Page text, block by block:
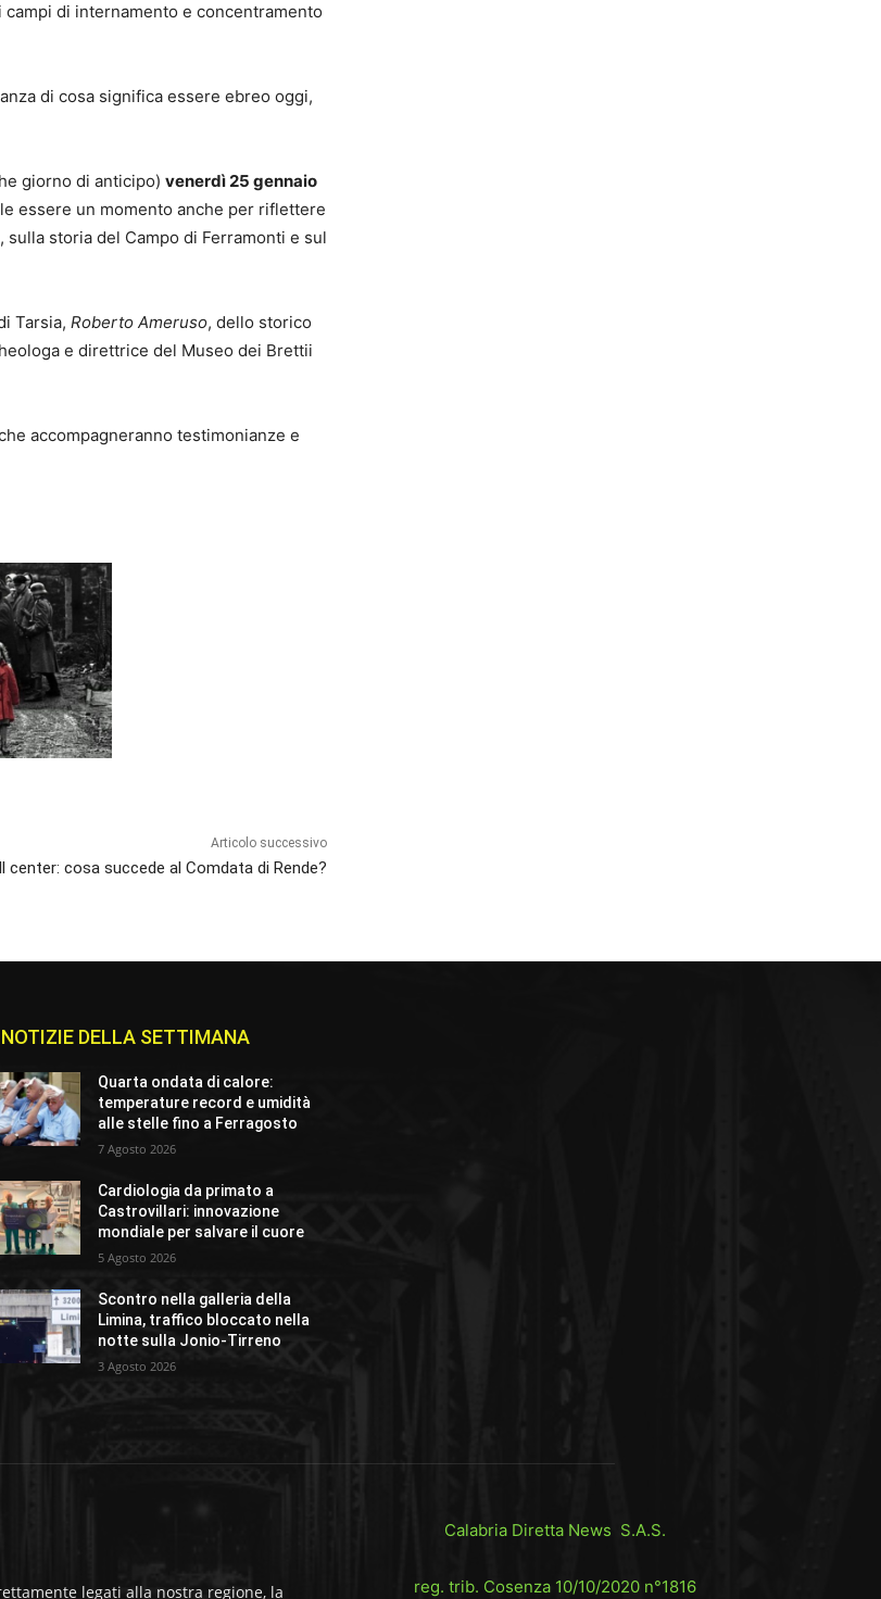
di internamento e concentramento
di cosa significa essere ebreo oggi,
giorno di anticipo) venerdì 25 gennaio
essere un momento anche per riflettere
sulla storia del Campo di Ferramonti e sul
Tarsia, Roberto Ameruso, dello storico
e direttrice del Museo dei Brettii
accompagneranno testimonianze e
Articolo successivo
center: cosa succede al Comdata di Rende?
DELLA SETTIMANA
Quarta ondata di calore:
temperature record e umidità
alle stelle fino a Ferragosto
7 Agosto 2026
Cardiologia da primato a
Castrovillari: innovazione
mondiale per salvare il cuore
5 Agosto 2026
Scontro nella galleria della
Limina, traffico bloccato nella
notte sulla Jonio-Tirreno
3 Agosto 2026
legati alla nostra regione, la
Calabria Diretta News S.A.S.
reg. trib. Cosenza 10/10/2020 n°1816